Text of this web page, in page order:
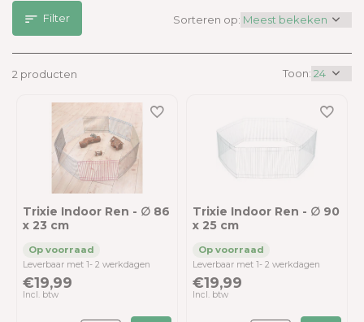
Filter
2 producten Toon:
Sorteren op:
Trixie Indoor Ren - ∅ 86
x 23 cm
Leverbaar met 1- 2 werkdagen
€19,99
Incl. btw
Trixie Indoor Ren - ∅ 90
x 25 cm
Leverbaar met 1- 2 werkdagen
€19,99
Incl. btw